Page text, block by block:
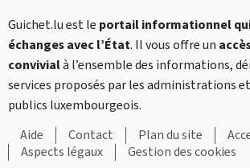
Guichet.lu est le portail informationnel
échanges avec l’État. Il vous offre un
convivialà l’ensemble des informations,
services proposés par les administrations
publics luxembourgeois.
Aide
Contact Plan du site
Aspects légaux
Gestion des cookies